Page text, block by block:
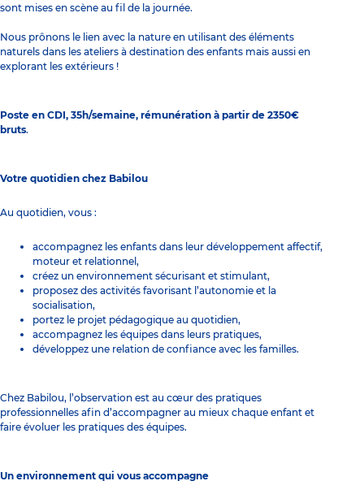
sont mises en scène au fil de la journée.
Nous prônons le lien avec la nature en utilisant des éléments
naturels dans les ateliers à destination des enfants mais aussi en
explorant les extérieurs !
Poste en CDI, 35h/semaine, rémunération à partir de 2350€
bruts.
Votre quotidien chez Babilou
Au quotidien, vous :
accompagnez les enfants dans leur développement affectif,
moteur et relationnel,
créez un environnement sécurisant et stimulant,
proposez des activités favorisant l’autonomie et la
socialisation,
portez le projet pédagogique au quotidien,
accompagnez les équipes dans leurs pratiques,
développez une relation de confiance avec les familles.
Chez Babilou, l’observation est au cœur des pratiques
professionnelles afin d’accompagner au mieux chaque enfant et
faire évoluer les pratiques des équipes.
Un environnement qui vous accompagne